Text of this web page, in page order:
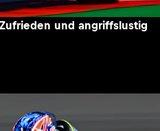
und angriffslustig